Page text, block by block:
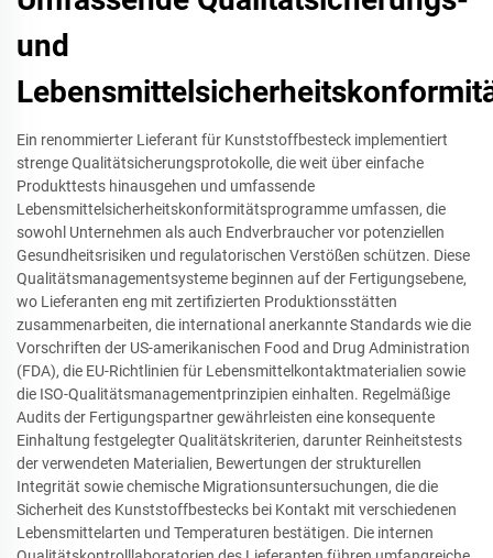
und
Ein renommierter Lieferant für Kunststoffbesteck implementiert
strenge Qualitätsicherungsprotokolle, die weit über einfache
Produkttests hinausgehen und umfassende
Lebensmittelsicherheitskonformitätsprogramme umfassen, die
sowohl Unternehmen als auch Endverbraucher vor potenziellen
Gesundheitsrisiken und regulatorischen Verstößen schützen. Diese
Qualitätsmanagementsysteme beginnen auf der Fertigungsebene,
wo Lieferanten eng mit zertifizierten Produktionsstätten
zusammenarbeiten, die international anerkannte Standards wie die
Vorschriften der US-amerikanischen Food and Drug Administration
(FDA), die EU-Richtlinien für Lebensmittelkontaktmaterialien sowie
die ISO-Qualitätsmanagementprinzipien einhalten. Regelmäßige
Audits der Fertigungspartner gewährleisten eine konsequente
Einhaltung festgelegter Qualitätskriterien, darunter Reinheitstests
der verwendeten Materialien, Bewertungen der strukturellen
Integrität sowie chemische Migrationsuntersuchungen, die die
Sicherheit des Kunststoffbestecks bei Kontakt mit verschiedenen
Lebensmittelarten und Temperaturen bestätigen. Die internen